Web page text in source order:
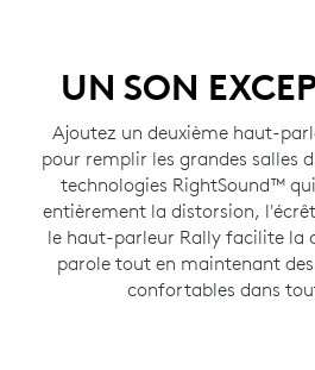
UN SON
Ajoutez un deuxième haut-
pour remplir les grandes salles
technologies RightSound™
entièrement la distorsion,
le haut-parleur Rally facilite la
parole tout en maintenant
confortables dans